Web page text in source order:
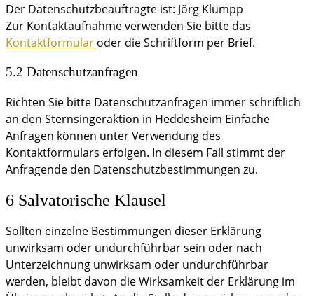
Der Datenschutzbeauftragte ist: Jörg Klumpp
Zur Kontaktaufnahme verwenden Sie bitte das
Kontaktformular oder die Schriftform per Brief.
5.2 Datenschutzanfragen
Richten Sie bitte Datenschutzanfragen immer schriftlich
an den Sternsingeraktion in Heddesheim Einfache
Anfragen können unter Verwendung des
Kontaktformulars erfolgen. In diesem Fall stimmt der
Anfragende den Datenschutzbestimmungen zu.
6 Salvatorische Klausel
Sollten einzelne Bestimmungen dieser Erklärung
unwirksam oder undurchführbar sein oder nach
Unterzeichnung unwirksam oder undurchführbar
werden, bleibt davon die Wirksamkeit der Erklärung im